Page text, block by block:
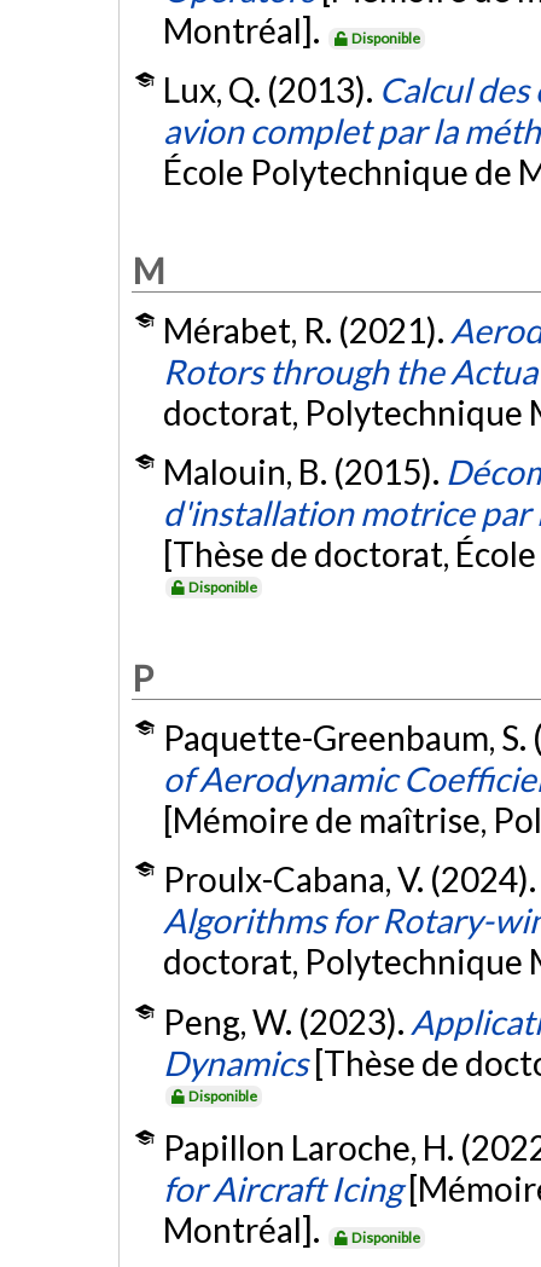
Montréal].
Disponible
Lux, Q. (2013). Calcul
avion complet par la
École Polytechnique de
M
Mérabet, R. (2021).
Rotors through the
doctorat, Polytechnique
Malouin, B. (2015).
d'installation motrice par
[Thèse de doctorat,
Disponible
P
Paquette-Greenbaum,
of Aerodynamic
[Mémoire de maîtrise,
Proulx-Cabana, V. (2024).
Algorithms for Rotary-
doctorat, Polytechnique
Peng, W. (2023).
Dynamics [Thèse de
Disponible
Papillon Laroche, H.
for Aircraft Icing
Montréal].
Disponible